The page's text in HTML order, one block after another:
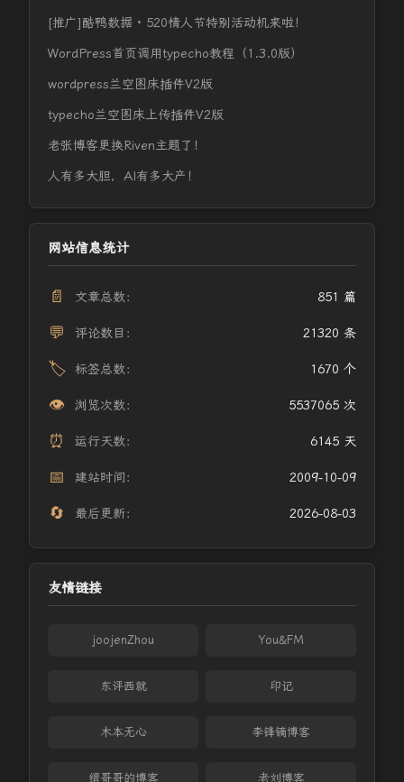
[推广]酷鸭数据 · 520情人节特别活动机来啦！
WordPress首页调用typecho教程（1.3.0版）
wordpress兰空图床插件V2版
typecho兰空图床上传插件V2版
老张博客更换Riven主题了！
人有多大胆，AI有多大产！
网站信息统计
📄 文章总数： 851 篇
💬 评论数目： 21320 条
🏷️ 标签总数： 1670 个
👁️ 浏览次数： 5537065 次
⏰ 运行天数： 6145 天
📅 建站时间： 2009-10-09
🔄 最后更新： 2026-08-03
友情链接
joojenZhou You&FM
东评西就 印记
木本无心 李锋镝博客
缙哥哥的博客 老刘博客